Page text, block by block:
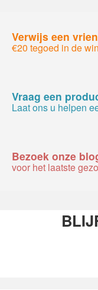
Verwijs een
€20 tegoed in de
Vraag een
Laat ons u helpen
Bezoek onze
voor het laatste